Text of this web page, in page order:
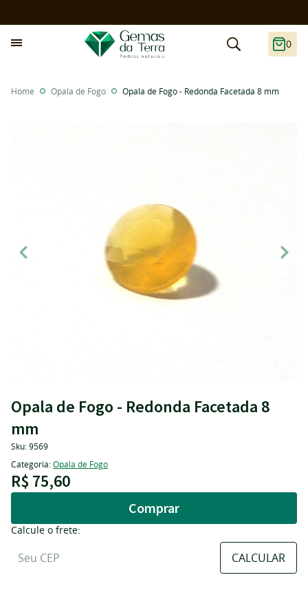
0
Home Opala de Fogo Opala de Fogo - Redonda Facetada 8 mm
Opala de Fogo - Redonda Facetada 8
mm
Sku:9569
Categoria:Opala de Fogo
R$ 75,60
Comprar
Calcule o frete: